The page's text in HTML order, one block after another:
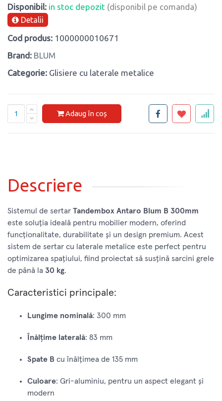
Disponibil: in stoc depozit (disponibil pe comanda)
Detalii
Cod produs: 1000000010671
Brand: BLUM
Categorie: Glisiere cu laterale metalice
Adaug în coș
Descriere
Sistemul de sertar Tandembox Antaro Blum B 300mm
este soluția ideală pentru mobilier modern, oferind
funcționalitate, durabilitate și un design premium. Acest
sistem de sertar cu laterale metalice este perfect pentru
optimizarea spațiului, fiind proiectat să susțină sarcini grele
de până la 30 kg.
Caracteristici principale:
Lungime nominală: 300 mm
Înălțime laterală: 83 mm
Spate B cu înălțimea de 135 mm
Culoare: Gri-aluminiu, pentru un aspect elegant și
modern